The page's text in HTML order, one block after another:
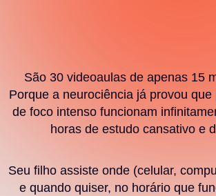
São 30 videoaulas de apenas 15
Porque a neurociência já provou
de foco intenso funcionam
horas de estudo cansativo e
Seu filho assiste onde (celular,
e quando quiser, no horário que